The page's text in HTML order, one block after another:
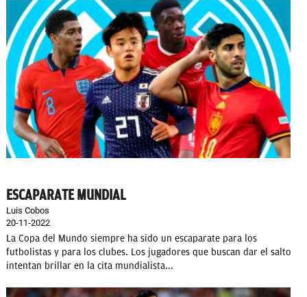
ESCAPARATE MUNDIAL
Luis Cobos
20-11-2022
La Copa del Mundo siempre ha sido un escaparate para los
futbolistas y para los clubes. Los jugadores que buscan dar el salto
intentan brillar en la cita mundialista...